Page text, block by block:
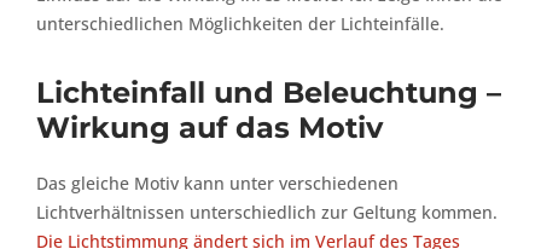
unterschiedlichen Möglichkeiten der Lichteinfälle.
Lichteinfall und Beleuchtung –
Wirkung auf das Motiv
Das gleiche Motiv kann unter verschiedenen
Lichtverhältnissen unterschiedlich zur Geltung kommen.
Die Lichtstimmung ändert sich im Verlauf des Tages